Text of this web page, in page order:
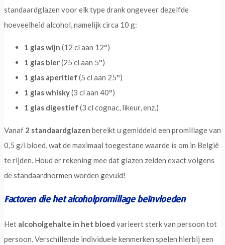
standaardglazen voor elk type drank ongeveer dezelfde
hoeveelheid alcohol, namelijk circa 10 g:
1 glas wijn (12 cl aan 12°)
1 glas bier(25 cl aan 5°)
1 glas aperitief (5 cl aan 25°)
1 glas whisky(3 cl aan 40°)
1 glas digestief (3 cl cognac, likeur, enz.)
Vanaf 2 standaardglazen bereikt u gemiddeld een promillage van
0,5 g/l bloed, wat de maximaal toegestane waarde is om in België
te rijden. Houd er rekening mee dat glazen zelden exact volgens
de standaardnormen worden gevuld!
Factoren die het alcoholpromillage beïnvloeden
Het alcoholgehalte in het bloed varieert sterk van persoon tot
persoon. Verschillende individuele kenmerken spelen hierbij een